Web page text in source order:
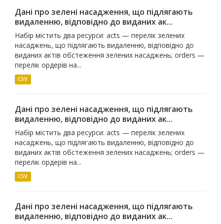
Дані про зелені насадження, що підлягають
видаленню, відповідно до виданих ак...
Набір містить два ресурси: acts — перелік зелених
насаджень, що підлягають видаленню, відповідно до
виданих актів обстеження зелених насаджень; orders —
перелік ордерів на...
CSV
Дані про зелені насадження, що підлягають
видаленню, відповідно до виданих ак...
Набір містить два ресурси: acts — перелік зелених
насаджень, що підлягають видаленню, відповідно до
виданих актів обстеження зелених насаджень; orders —
перелік ордерів на...
CSV
Дані про зелені насадження, що підлягають
видаленню, відповідно до виданих ак...